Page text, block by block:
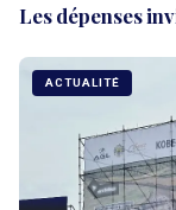
Les dépenses
ACTUALITÉ